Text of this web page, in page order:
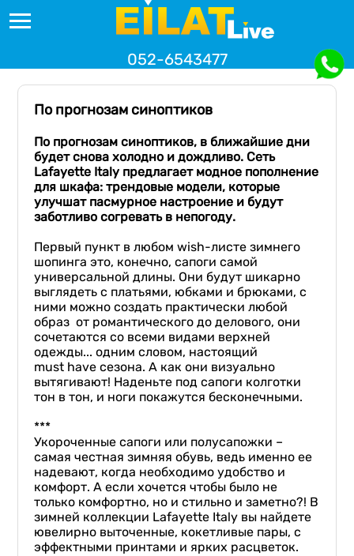
052-6543477
По прогнозам синоптиков
По прогнозам синоптиков, в ближайшие дни
будетснова холодно и дождливо. Сеть
Lafayette Italy предлагаетмодное пополнение
для шкафа: трендовые модели, которые
улучшат пасмурное настроение и будут
заботливосогревать в непогоду.
Первый пункт в любом wish-листе зимнего
шопинга это, конечно, сапоги самой
универсальной длины. Они будут шикарно
выглядеть с платьями, юбками и брюками, с
ними можно создать практически любой
образ от романтического до делового, они
сочетаются со всеми видами верхней
одежды... одним словом, настоящий
must have сезона. А как они визуально
вытягивают! Наденьте под сапоги колготки
тон в тон, и ноги покажутся бесконечными.
***
Укороченные сапоги или полусапожки –
самая честная зимняя обувь, ведь именно ее
надевают, когда необходимо удобство и
комфорт. А если хочется чтобы было не
только комфортно, но и стильно и заметно?! В
зимней коллекции Lafayette Italy вы найдете
ювелирно выточенные, кокетливые пары, с
эффектными принтами и ярких расцветок.